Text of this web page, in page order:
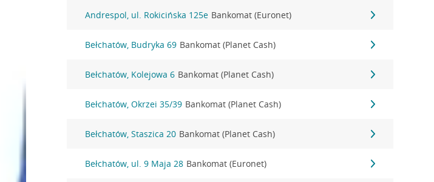
Andrespol, ul. Rokicińska 125e Bankomat (Euronet)
Bełchatów, Budryka 69 Bankomat (Planet Cash)
Bełchatów, Kolejowa 6 Bankomat (Planet Cash)
Bełchatów, Okrzei 35/39 Bankomat (Planet Cash)
Bełchatów, Staszica 20 Bankomat (Planet Cash)
Bełchatów, ul. 9 Maja 28 Bankomat (Euronet)